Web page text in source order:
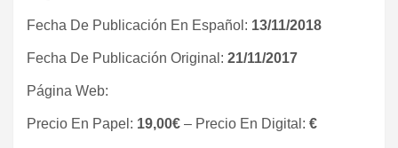
Fecha De Publicación En Español: 13/11/2018
Fecha De Publicación Original: 21/11/2017
Página Web:
Precio En Papel: 19,00€ – Precio En Digital: €